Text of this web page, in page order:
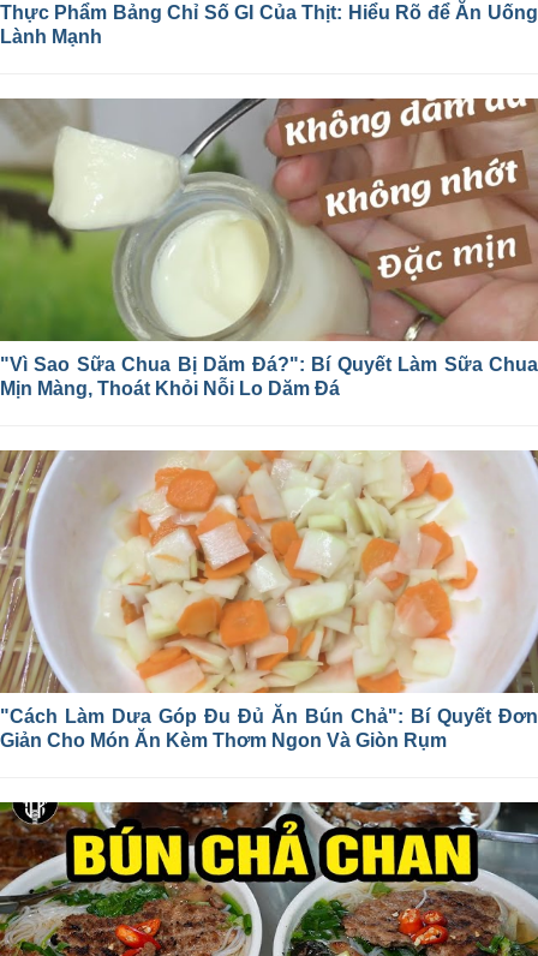
Thực Phẩm Bảng Chỉ Số GI Của Thịt: Hiểu Rõ để Ăn Uống
Lành Mạnh
"Vì Sao Sữa Chua Bị Dăm Đá?": Bí Quyết Làm Sữa Chua
Mịn Màng, Thoát Khỏi Nỗi Lo Dăm Đá
"Cách Làm Dưa Góp Đu Đủ Ăn Bún Chả": Bí Quyết Đơn
Giản Cho Món Ăn Kèm Thơm Ngon Và Giòn Rụm